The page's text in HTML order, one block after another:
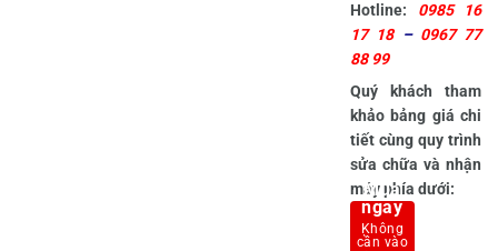
Hotline: 0985 16
17 18– 0967 77
88 99
Quý khách tham
khảo bảng giá chi
tiết cùng quy trình
sửa chữa và nhận
máy phía dưới:
Mua
ngay